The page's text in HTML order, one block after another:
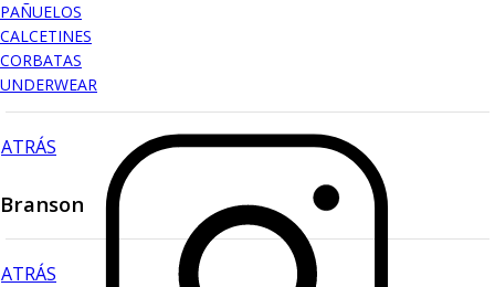
PAÑUELOS
CALCETINES
CORBATAS
UNDERWEAR
ATRÁS
Branson
ATRÁS